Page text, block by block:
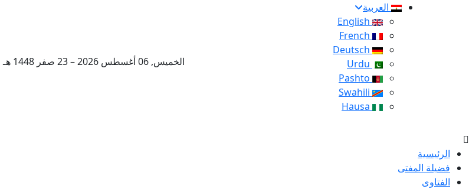
العربية
الخميس, 06 أغسطس 2026 – 23 صفر 1448 هـ
الرئيسية
فضيلة المفتى
الفتاوى